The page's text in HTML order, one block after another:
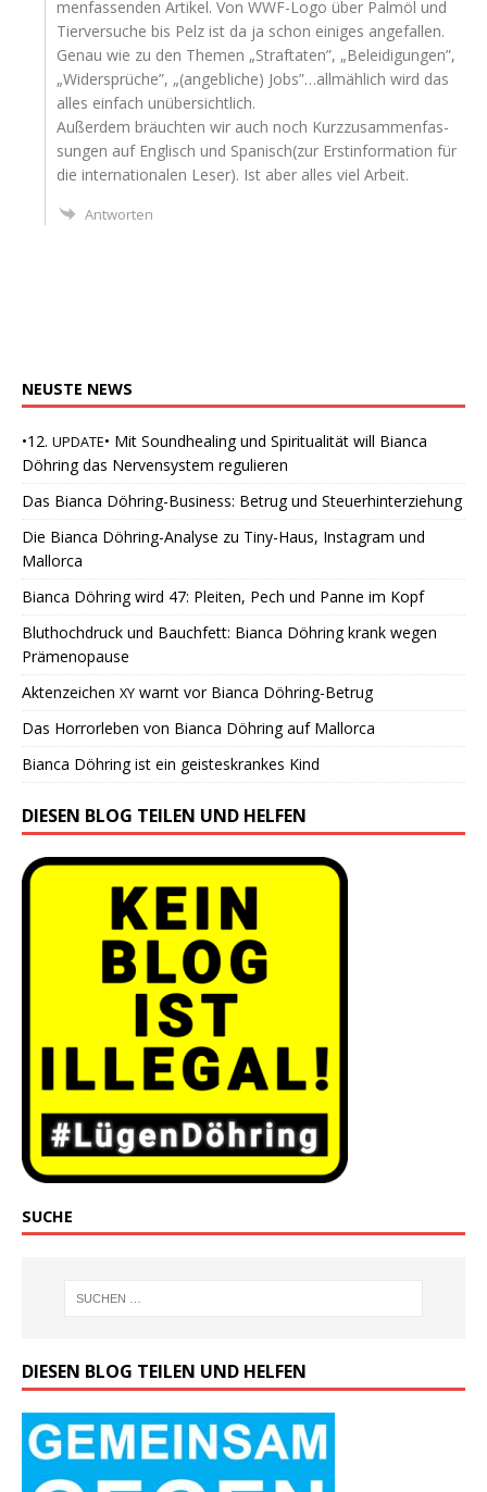
men­fas­sen­den Arti­kel. Von WWF-Logo über Palm­öl und
Tier­ver­su­che bis Pelz ist da ja schon eini­ges angefallen.
Genau wie zu den The­men „Straf­ta­ten”, „Belei­di­gun­gen”,
„Wider­sprü­che”, „(angeb­li­che) Jobs”…allmählich wird das
alles ein­fach unübersichtlich.
Außer­dem bräuch­ten wir auch noch Kurz­zu­sam­men­fas­
sun­gen auf Eng­lisch und Spanisch(zur Erst­in­for­ma­ti­on für
die inter­na­tio­na­len Leser). Ist aber alles viel Arbeit.
Antworten
NEUSTE NEWS
•12. UPDATE• Mit Soundhealing und Spiritualität will Bianca
Döhring das Nervensystem regulieren
Das Bianca Döhring-Business: Betrug und Steuerhinterziehung
Die Bianca Döhring-Analyse zu Tiny-Haus, Instagram und
Mallorca
Bianca Döhring wird 47: Pleiten, Pech und Panne im Kopf
Bluthochdruck und Bauchfett: Bianca Döhring krank wegen
Prämenopause
Aktenzeichen XY warnt vor Bianca Döhring-Betrug
Das Horrorleben von Bianca Döhring auf Mallorca
Bianca Döhring ist ein geisteskrankes Kind
DIESEN BLOG TEILEN UND HELFEN
SUCHE
DIESEN BLOG TEILEN UND HELFEN